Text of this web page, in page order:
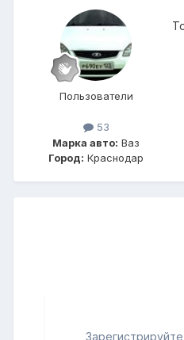
Пользователи
53
Марка авто: Ваз
Город: Краснодар